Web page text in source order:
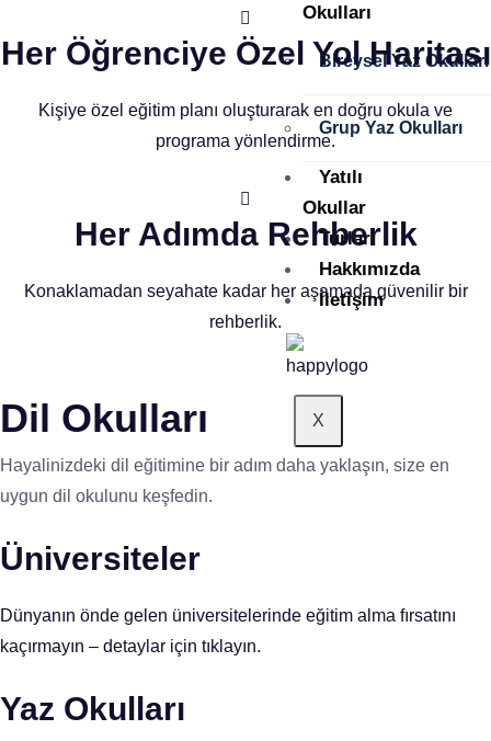
Okulları
Bireysel Yaz Okulları
Grup Yaz Okulları
Yatılı
Okullar
Turlar
Hakkımızda
İletişim
X
Her Öğrenciye Özel Yol Haritası
Kişiye özel eğitim planı oluşturarak en doğru okula ve
programa yönlendirme.
Her Adımda Rehberlik
Konaklamadan seyahate kadar her aşamada güvenilir bir
rehberlik.
Dil Okulları
Hayalinizdeki dil eğitimine bir adım daha yaklaşın, size en
uygun dil okulunu keşfedin.
Üniversiteler
Dünyanın önde gelen üniversitelerinde eğitim alma fırsatını
kaçırmayın – detaylar için tıklayın.
Yaz Okulları